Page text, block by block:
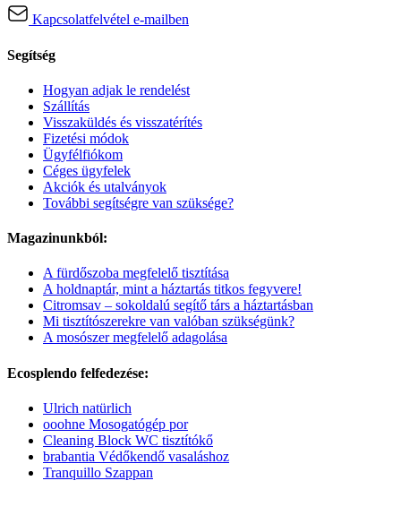
Kapcsolatfelvétel e-mailben
Segítség
Hogyan adjak le rendelést
Szállítás
Visszaküldés és visszatérítés
Fizetési módok
Ügyfélfiókom
Céges ügyfelek
Akciók és utalványok
További segítségre van szüksége?
Magazinunkból:
A fürdőszoba megfelelő tisztítása
A holdnaptár, mint a háztartás titkos fegyvere!
Citromsav – sokoldalú segítő társ a háztartásban
Mi tisztítószerekre van valóban szükségünk?
A mosószer megfelelő adagolása
Ecosplendo felfedezése:
Ulrich natürlich
ooohne Mosogatógép por
Cleaning Block WC tisztítókő
brabantia Védőkendő vasaláshoz
Tranquillo Szappan